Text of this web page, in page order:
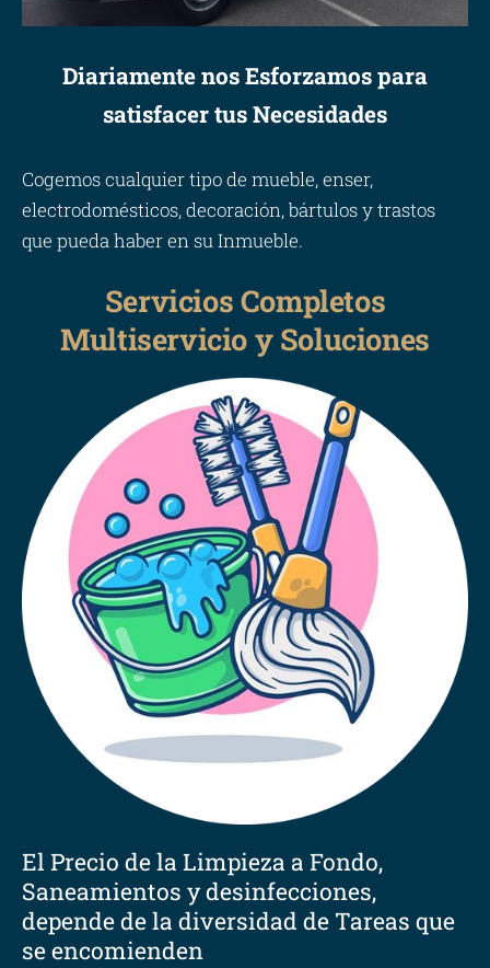
Diariamente nos Esforzamos para
satisfacer tus Necesidades
Cogemos cualquier tipo de mueble, enser,
electrodomésticos, decoración, bártulos y trastos
que pueda haber en su Inmueble.
Servicios Completos
Multiservicio y Soluciones
El Precio de la Limpieza a Fondo,
Saneamientos y desinfecciones,
depende de la diversidad de Tareas que
se encomienden